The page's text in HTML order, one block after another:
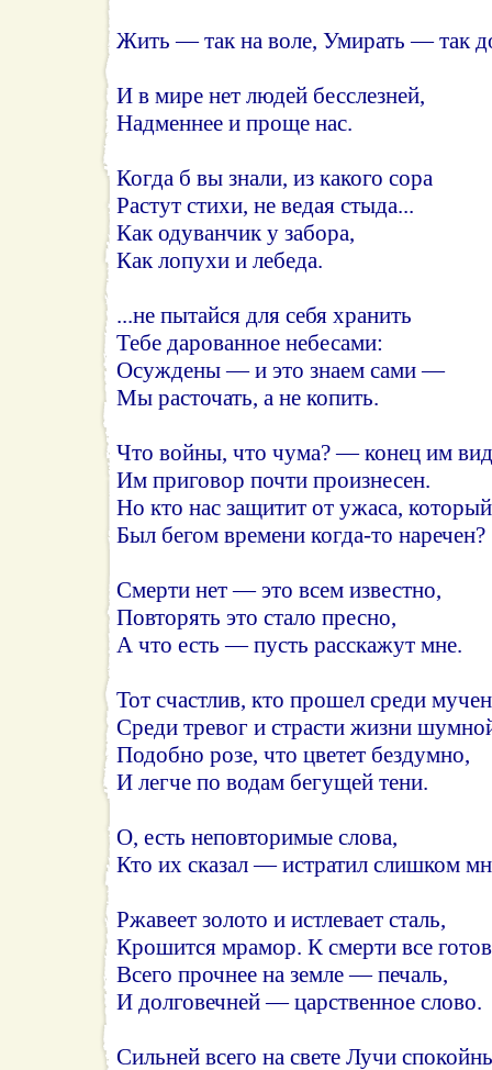
Жить — так на воле, Умирать — так
И в мире нет людей бесслезней,
Надменнее и проще нас.
Когда б вы знали, из какого сора
Растут стихи, не ведая стыда...
Как одуванчик у забора,
Как лопухи и лебеда.
...не пытайся для себя хранить
Тебе дарованное небесами:
Осуждены — и это знаем сами —
Мы расточать, а не копить.
Что войны, что чума? — конец им
Им приговор почти произнесен.
Но кто нас защитит от ужаса, который
Был бегом времени когда-то наречен?
Смерти нет — это всем известно,
Повторять это стало пресно,
А что есть — пусть расскажут мне.
Тот счастлив, кто прошел среди
Среди тревог и страсти жизни
Подобно розе, что цветет бездумно,
И легче по водам бегущей тени.
О, есть неповторимые слова,
Кто их сказал — истратил слишком
Ржавеет золото и истлевает сталь,
Крошится мрамор. К смерти все
Всего прочнее на земле — печаль,
И долговечней — царственное слово.
Сильней всего на свете Лучи